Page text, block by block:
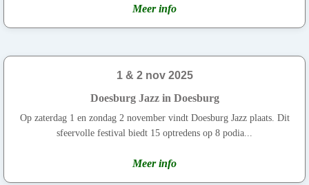
Meer info
1 & 2 nov 2025
Doesburg Jazz in Doesburg
Op zaterdag 1 en zondag 2 november vindt Doesburg Jazz plaats. Dit
sfeervolle festival biedt 15 optredens op 8 podia...
Meer info